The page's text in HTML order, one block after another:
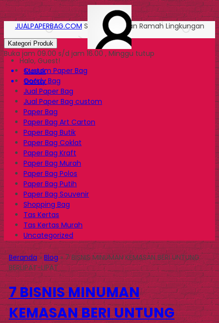
Halo, Guest!
Masuk
Daftar
JUALPAPERBAG.COM Solusi Kemasan Ramah Lingkungan
Kategori Produk
Buka jam 09.00 s/d jam 16.00 , Minggu tutup
Custom Paper Bag
Goody Bag
Jual Paper Bag
Jual Paper Bag custom
Paper Bag
Paper Bag Art Carton
Paper Bag Butik
Paper Bag Coklat
Paper Bag Kraft
Paper Bag Murah
Paper Bag Polos
Paper Bag Putih
Paper Bag Souvenir
Shopping Bag
Tas Kertas
Tas Kertas Murah
Uncategorized
Beranda»Blog»7 BISNIS MINUMAN KEMASAN BERI UNTUNG
BERLIPAT-LIPAT
7 BISNIS MINUMAN
KEMASAN BERI UNTUNG